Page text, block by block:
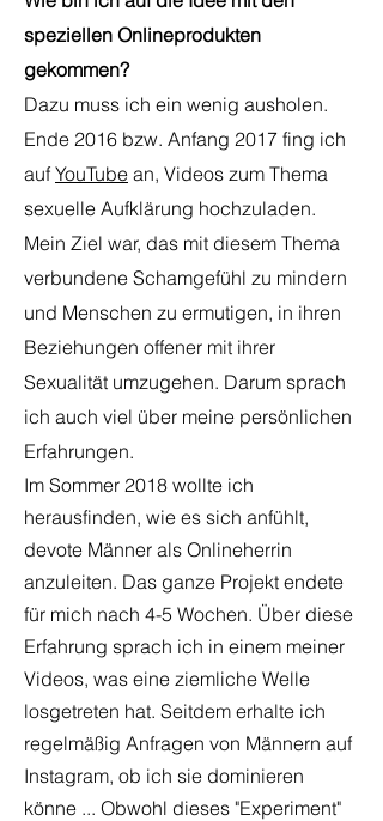
speziellen Onlineprodukten
gekommen?
Dazu muss ich ein wenig ausholen.
Ende 2016 bzw. Anfang 2017 fing ich
auf YouTube an, Videos zum Thema
sexuelle Aufklärung hochzuladen.
Mein Ziel war, das mit diesem Thema
verbundene Schamgefühl zu mindern
und Menschen zu ermutigen, in ihren
Beziehungen offener mit ihrer
Sexualität umzugehen. Darum sprach
ich auch viel über meine persönlichen
Erfahrungen.
Im Sommer 2018 wollte ich
herausfinden, wie es sich anfühlt,
devote Männer als Onlineherrin
anzuleiten. Das ganze Projekt endete
für mich nach 4-5 Wochen. Über diese
Erfahrung sprach ich in einem meiner
Videos, was eine ziemliche Welle
losgetreten hat. Seitdem erhalte ich
regelmäßig Anfragen von Männern auf
Instagram, ob ich sie dominieren
könne ... Obwohl dieses "Experiment"